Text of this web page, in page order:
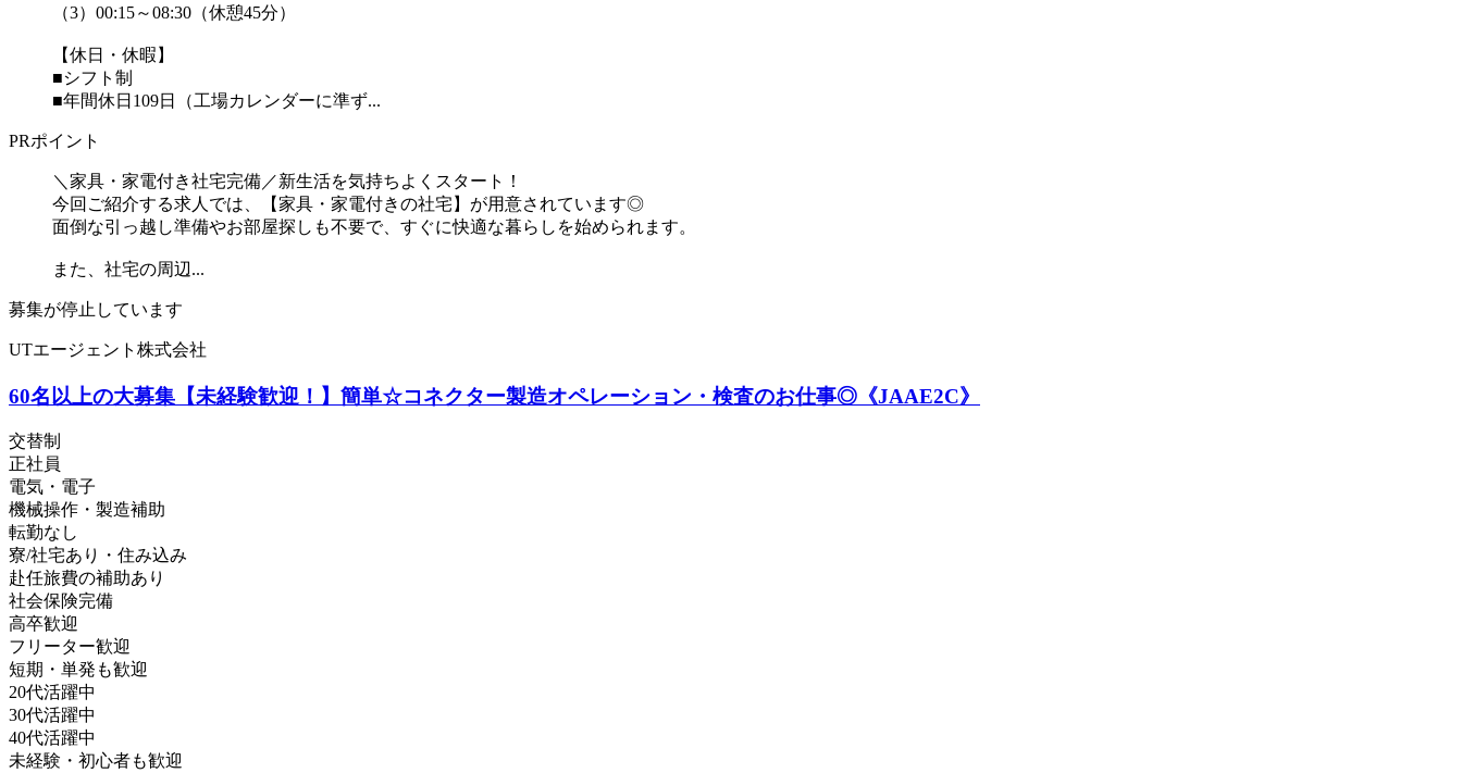
（3）00:15～08:30（休憩45分）
【休日・休暇】
■シフト制
■年間休日109日（工場カレンダーに準ず...
PRポイント
＼家具・家電付き社宅完備／新生活を気持ちよくスタート！
今回ご紹介する求人では、【家具・家電付きの社宅】が用意されています◎
面倒な引っ越し準備やお部屋探しも不要で、すぐに快適な暮らしを始められます。
また、社宅の周辺...
募集が停止しています
UTエージェント株式会社
60名以上の大募集【未経験歓迎！】簡単☆コネクター製造オペレーション・検査のお仕事◎《JAAE2C》
交替制
正社員
電気・電子
機械操作・製造補助
転勤なし
寮/社宅あり・住み込み
赴任旅費の補助あり
社会保険完備
高卒歓迎
フリーター歓迎
短期・単発も歓迎
20代活躍中
30代活躍中
40代活躍中
未経験・初心者も歓迎